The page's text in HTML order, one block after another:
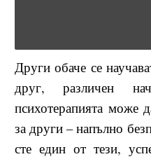
Други обаче се
друг, различен
психотерапията може
за други – напълно
сте един от тези,